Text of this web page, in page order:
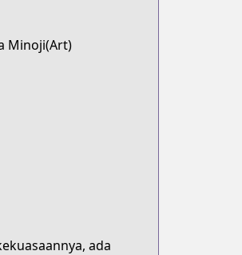
Minoji(Art)
ada